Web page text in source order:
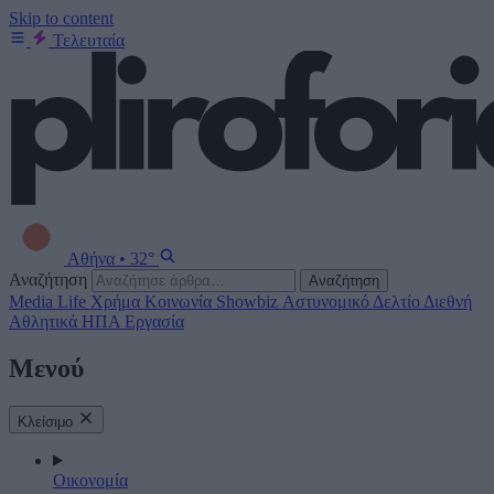
Skip to content
Τελευταία
Αθήνα • 32°
Αναζήτηση
Αναζήτηση
Media Life Χρήμα Κοινωνία Showbiz Αστυνομικό Δελτίο Διεθνή
Αθλητικά ΗΠΑ Εργασία
Μενού
Κλείσιμο
Οικονομία